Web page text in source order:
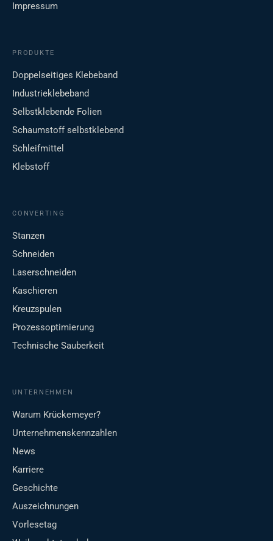
Impressum
PRODUKTE
Doppelseitiges Klebeband
Industrieklebeband
Selbstklebende Folien
Schaumstoff selbstklebend
Schleifmittel
Klebstoff
CONVERTING
Stanzen
Schneiden
Laserschneiden
Kaschieren
Kreuzspulen
Prozessoptimierung
Technische Sauberkeit
UNTERNEHMEN
Warum Krückemeyer?
Unternehmenskennzahlen
News
Karriere
Geschichte
Auszeichnungen
Vorlesetag